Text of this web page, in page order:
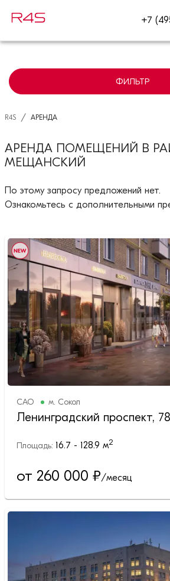
+7
ФИЛЬТР
R4S / АРЕНДА
АРЕНДА ПОМЕЩЕНИЙ В
МЕЩАНСКИЙ
По этому запросу предложений нет.
Ознакомьтесь с дополнительными
САО м. Сокол
Ленинградский проспект,
Площадь: 16.7 - 128.9 м2
от 260 000 ₽/месяц